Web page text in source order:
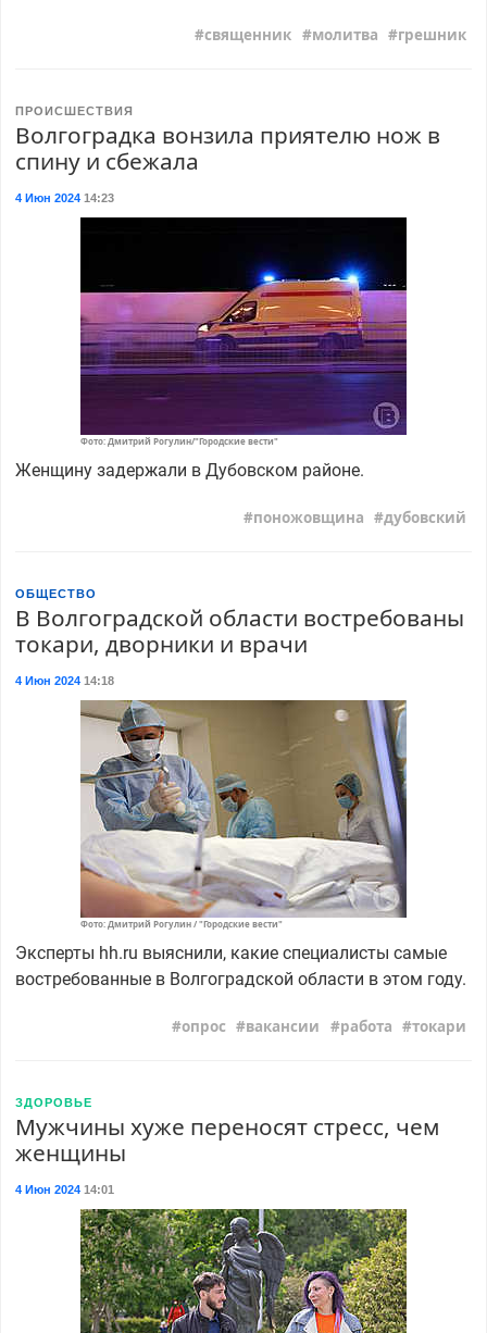
священник молитва грешник
ПРОИСШЕСТВИЯ
Волгоградка вонзила приятелю нож в
спину и сбежала
4 Июн 202414:23
Фото: Дмитрий Рогулин/"Городские вести"
Женщину задержали в Дубовском районе.
поножовщина дубовский
ОБЩЕСТВО
В Волгоградской области востребованы
токари, дворники и врачи
4 Июн 202414:18
Фото: Дмитрий Рогулин / "Городские вести"
Эксперты hh.ru выяснили, какие специалисты самые
востребованные в Волгоградской области в этом году.
опрос вакансии работа токари
ЗДОРОВЬЕ
Мужчины хуже переносят стресс, чем
женщины
4 Июн 202414:01